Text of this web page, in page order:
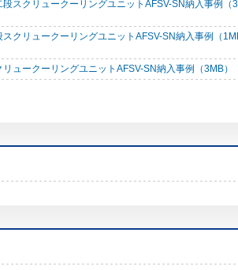
スクリュークーリングユニットAFSV-SN納入事例（
クリュークーリングユニットAFSV-SN納入事例（
ュークーリングユニットAFSV-SN納入事例（3MB）